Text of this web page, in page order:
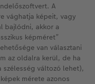
A
vághatja képeit, vagy
bajlódni, akkor a
képméret”
van választani
az oldalra kerül, de ha
szélesség változó lehet),
mérete azonos